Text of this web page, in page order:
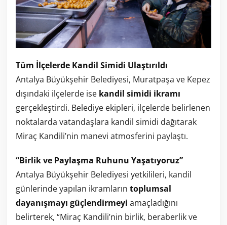
Tüm İlçelerde Kandil Simidi Ulaştırıldı
Antalya Büyükşehir Belediyesi, Muratpaşa ve Kepez
dışındaki ilçelerde ise kandil simidi ikramı
gerçekleştirdi. Belediye ekipleri, ilçelerde belirlenen
noktalarda vatandaşlara kandil simidi dağıtarak
Miraç Kandili’nin manevi atmosferini paylaştı.
“Birlik ve Paylaşma Ruhunu Yaşatıyoruz”
Antalya Büyükşehir Belediyesi yetkilileri, kandil
günlerinde yapılan ikramların toplumsal
dayanışmayı güçlendirmeyi amaçladığını
belirterek, “Miraç Kandili’nin birlik, beraberlik ve